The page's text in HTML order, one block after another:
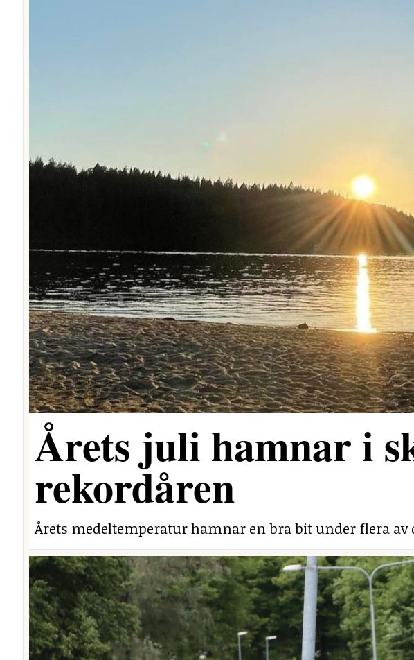
Årets juli hamnar i
rekordåren
Årets medeltemperatur hamnar en bra bit under flera av